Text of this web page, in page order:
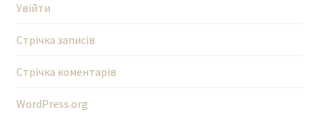
Увійти
Стрічка записів
Стрічка коментарів
WordPress.org